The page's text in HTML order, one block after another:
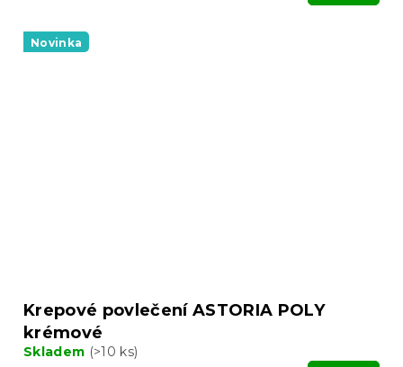
Novinka
Krepové povlečení ASTORIA POLY
krémové
Skladem (>10 ks)